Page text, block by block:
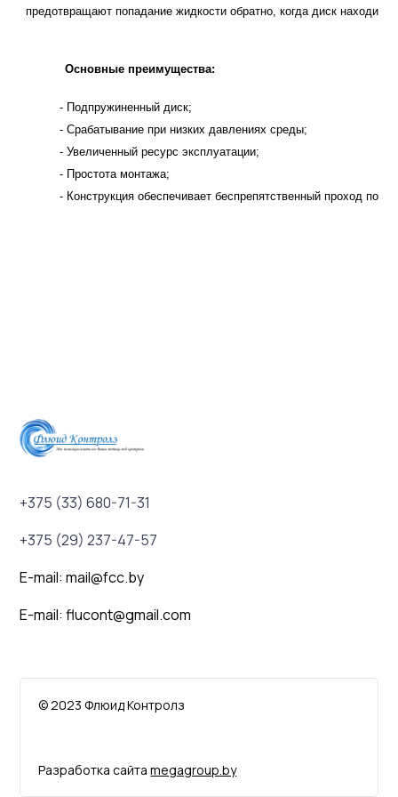
предотвращают попадание жидкости обратно, когда диск
Основные преимущества:
- Подпружиненный диск;
- Срабатывание при низких давлениях среды;
- Увеличенный ресурс эксплуатации;
- Простота монтажа;
- Конструкция обеспечивает беспрепятственный проход
+375 (33) 680-71-31
+375 (29) 237-47-57
E-mail: mail@fcc.by
E-mail: flucont@gmail.com
© 2023 Флюид Контролз
Разработка сайтаmegagroup.by